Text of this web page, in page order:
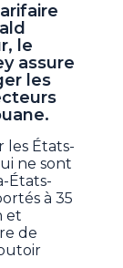
le
assure
les
les États-
ne sont
États-
à 35
et
de